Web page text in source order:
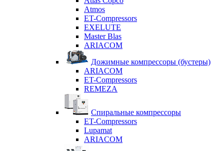
Atmos
ET-Compressors
EXELUTE
Master Blas
ARIACOM
Дожимные компрессоры (бустеры)
ARIACOM
ET-Compressors
REMEZA
Спиральные компрессоры
ET-Compressors
Lupamat
ARIACOM